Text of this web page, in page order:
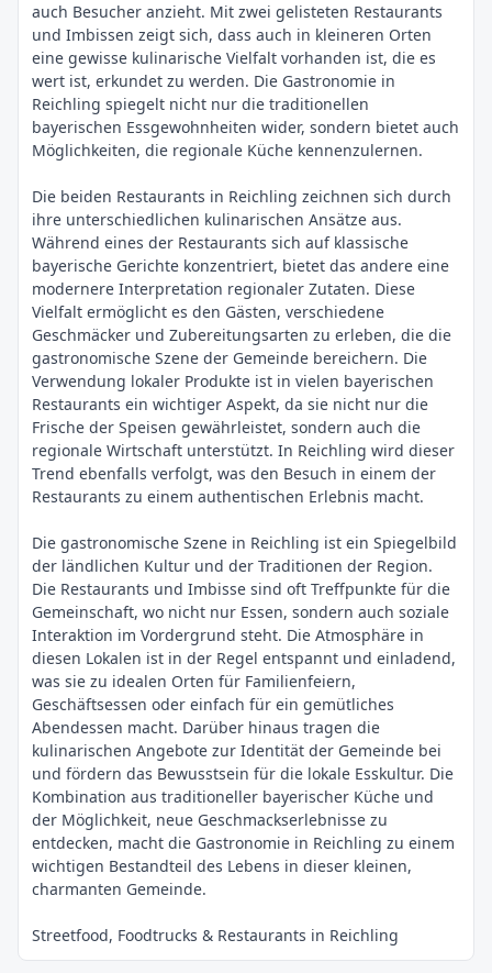
auch Besucher anzieht. Mit zwei gelisteten Restaurants
und Imbissen zeigt sich, dass auch in kleineren Orten
eine gewisse kulinarische Vielfalt vorhanden ist, die es
wert ist, erkundet zu werden. Die Gastronomie in
Reichling spiegelt nicht nur die traditionellen
bayerischen Essgewohnheiten wider, sondern bietet auch
Möglichkeiten, die regionale Küche kennenzulernen.
Die beiden Restaurants in Reichling zeichnen sich durch
ihre unterschiedlichen kulinarischen Ansätze aus.
Während eines der Restaurants sich auf klassische
bayerische Gerichte konzentriert, bietet das andere eine
modernere Interpretation regionaler Zutaten. Diese
Vielfalt ermöglicht es den Gästen, verschiedene
Geschmäcker und Zubereitungsarten zu erleben, die die
gastronomische Szene der Gemeinde bereichern. Die
Verwendung lokaler Produkte ist in vielen bayerischen
Restaurants ein wichtiger Aspekt, da sie nicht nur die
Frische der Speisen gewährleistet, sondern auch die
regionale Wirtschaft unterstützt. In Reichling wird dieser
Trend ebenfalls verfolgt, was den Besuch in einem der
Restaurants zu einem authentischen Erlebnis macht.
Die gastronomische Szene in Reichling ist ein Spiegelbild
der ländlichen Kultur und der Traditionen der Region.
Die Restaurants und Imbisse sind oft Treffpunkte für die
Gemeinschaft, wo nicht nur Essen, sondern auch soziale
Interaktion im Vordergrund steht. Die Atmosphäre in
diesen Lokalen ist in der Regel entspannt und einladend,
was sie zu idealen Orten für Familienfeiern,
Geschäftsessen oder einfach für ein gemütliches
Abendessen macht. Darüber hinaus tragen die
kulinarischen Angebote zur Identität der Gemeinde bei
und fördern das Bewusstsein für die lokale Esskultur. Die
Kombination aus traditioneller bayerischer Küche und
der Möglichkeit, neue Geschmackserlebnisse zu
entdecken, macht die Gastronomie in Reichling zu einem
wichtigen Bestandteil des Lebens in dieser kleinen,